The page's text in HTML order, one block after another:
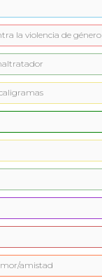
la violencia de género
amistad